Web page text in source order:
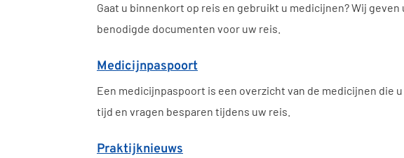
Gaat u binnenkort op reis en gebruikt u medicijnen? Wij
benodigde documenten voor uw reis.
Medicijnpaspoort
Een medicijnpaspoort is een overzicht van de medicijnen die
tijd en vragen besparen tijdens uw reis.
Praktijknieuws